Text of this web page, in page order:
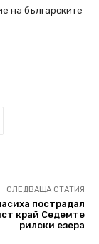
на българските
СЛЕДВАЩА СТАТИЯ
пострадал
край Седемте
рилски езера